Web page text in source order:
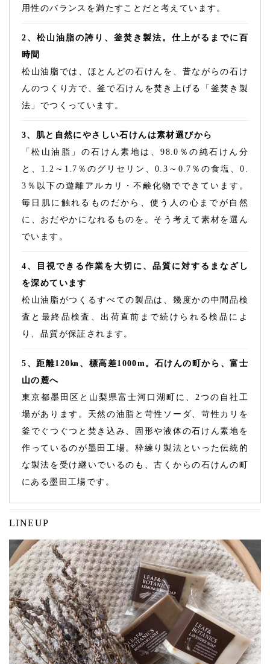
用性のバランスを満たすことだと考えています。
2、松山油脂の誇り、釜焚き製法。仕上がるまでに百
時間
松山油脂では、ほとんどの石けんを、昔ながらの石け
んのつくり方で、釜で石けんを焚き上げる「釜焚き製
法」でつくっています。
3、肌と自然にやさしい石けんは素材選びから
「松山油脂」の石けん素地は、98.0％の純石けん分
と、1.2～1.7％のグリセリン、0.3～0.7％の食塩、0.
3％以下の遊離アルカリ・不鹸化物でできています。
毎日肌に触れるものだから、使う人の心までが自然
に、おだやかになれるものを。そう考えて素材を選ん
でいます。
4、目視できる作業を大切に、品質に対するまなざし
を深めています
松山油脂がつくるすべての製品は、幾度かの中間品検
査と最終品検査、出荷直前まで続けられる検品によ
り、品質が保証されます。
5、距離120㎞、標高差1000m。石けんの町から、富士
山の麓へ
東京都墨田区と山梨県富士河口湖町に、2つの自社工
場があります。天然の油脂と苛性ソーダ、苛性カリを
釜でぐつぐつと焚き込み、固形や液体の石けん素地を
作っているのが墨田工場。枠練り製法といった伝統的
な製法を受け継いでいるのも、古くからの石けんの町
にある墨田工場です。
LINEUP